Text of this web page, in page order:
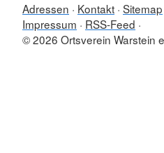
Adressen Kontakt Sitemap
Impressum
RSS-Feed
© 2026 Ortsverein Warstein